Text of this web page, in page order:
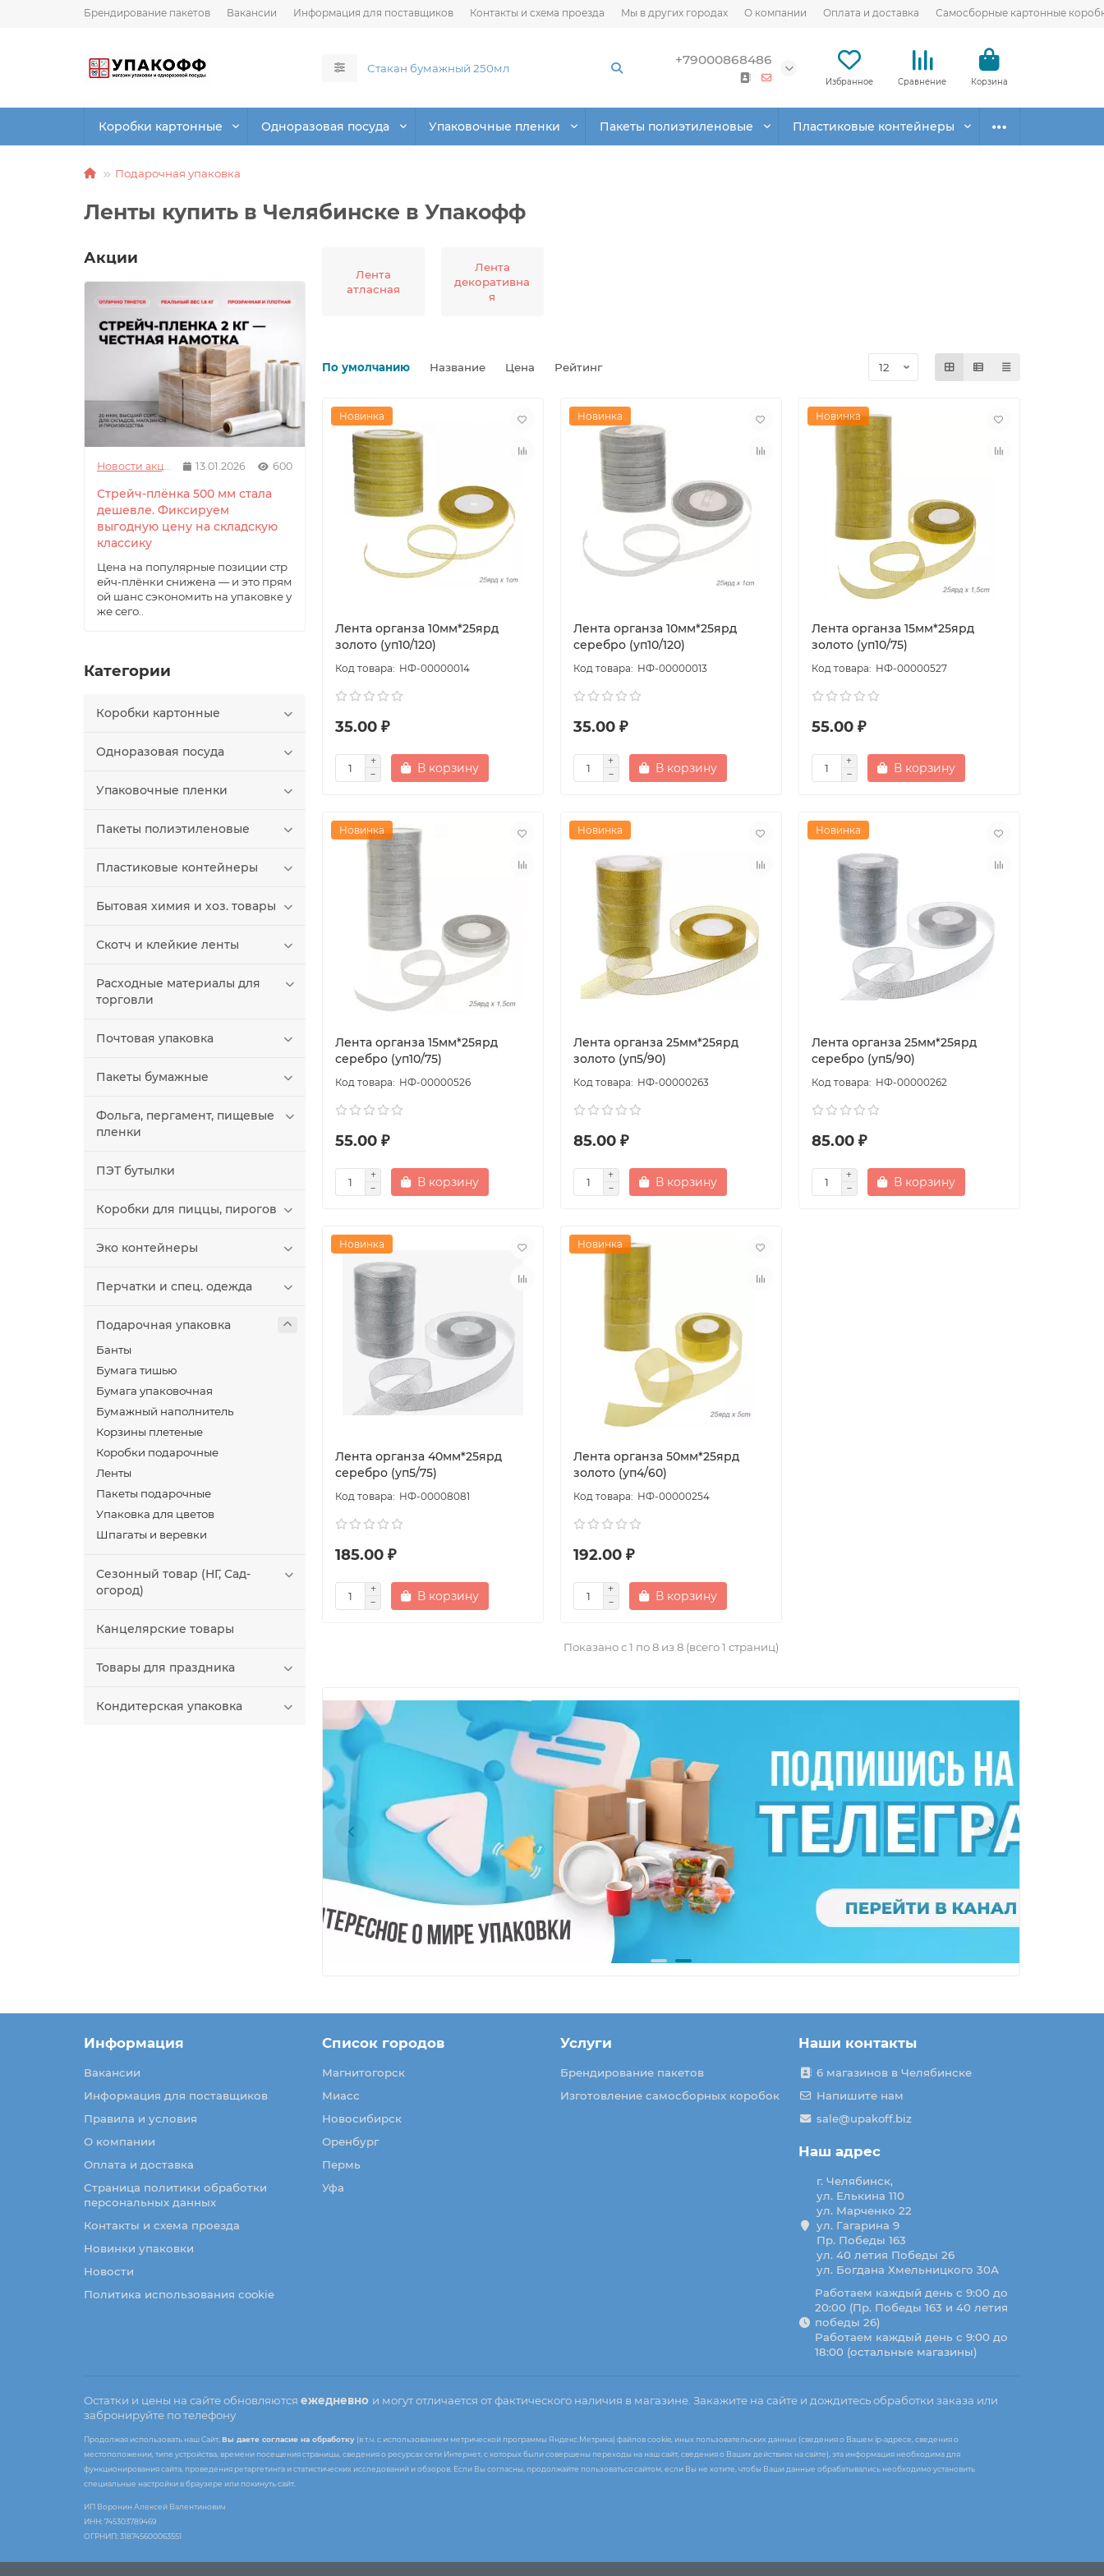
Брендирование пакетов Вакансии Информация для поставщиков Контакты и схема проезда Мы в других городах О компании Оплата и доставка Самосборные картонные
+79000868486
Избранное Сравнение Корзина
Коробки картонные Одноразовая посуда Упаковочные пленки Пакеты полиэтиленовые Пластиковые контейнеры
Подарочная упаковка
Ленты купить в Челябинске в Упакофф
Акции
Новости акции 13.01.2026 600
Стрейч-плёнка 500 мм стала
дешевле. Фиксируем
выгодную цену на складскую
классику
Цена на популярные позиции стр
ейч-плёнки снижена — и это прям
ой шанс сэкономить на упаковке у
же сего..
Категории
Коробки картонные
Одноразовая посуда
Упаковочные пленки
Пакеты полиэтиленовые
Пластиковые контейнеры
Бытовая химия и хоз. товары
Скотч и клейкие ленты
Расходные материалы для
торговли
Почтовая упаковка
Пакеты бумажные
Фольга, пергамент, пищевые
пленки
ПЭТ бутылки
Коробки для пиццы, пирогов
Эко контейнеры
Перчатки и спец. одежда
Подарочная упаковка
Банты
Бумага тишью
Бумага упаковочная
Бумажный наполнитель
Корзины плетеные
Коробки подарочные
Ленты
Пакеты подарочные
Упаковка для цветов
Шпагаты и веревки
Сезонный товар (НГ, Сад-
огород)
Канцелярские товары
Товары для праздника
Кондитерская упаковка
Лента
атласная
Лента
декоративна
я
По умолчанию Название Цена Рейтинг
Новинка
Лента органза 10мм*25ярд
золото (уп10/120)
НФ-00000014
35.00 ₽
В корзину
Новинка
Лента органза 10мм*25ярд
серебро (уп10/120)
НФ-00000013
35.00 ₽
В корзину
Новинка
Лента органза 15мм*25ярд
золото (уп10/75)
НФ-00000527
55.00 ₽
В корзину
Новинка
Лента органза 15мм*25ярд
серебро (уп10/75)
НФ-00000526
55.00 ₽
В корзину
Новинка
Лента органза 25мм*25ярд
золото (уп5/90)
НФ-00000263
85.00 ₽
В корзину
Новинка
Лента органза 25мм*25ярд
серебро (уп5/90)
НФ-00000262
85.00 ₽
В корзину
Новинка
Лента органза 40мм*25ярд
серебро (уп5/75)
НФ-00008081
185.00 ₽
В корзину
Новинка
Лента органза 50мм*25ярд
золото (уп4/60)
НФ-00000254
192.00 ₽
В корзину
Показано с 1 по 8 из 8 (всего 1 страниц)
Информация
Вакансии
Информация для поставщиков
Правила и условия
О компании
Оплата и доставка
Страница политики обработки
персональных данных
Контакты и схема проезда
Новинки упаковки
Новости
Политика использования cookie
Список городов
Магнитогорск
Миасс
Новосибирск
Оренбург
Пермь
Уфа
Услуги
Брендирование пакетов
Изготовление самосборных коробок
Наши контакты
6 магазинов в Челябинске
Напишите нам
sale@upakoff.biz
Наш адрес
г. Челябинск,
ул. Елькина 110
ул. Марченко 22
ул. Гагарина 9
Пр. Победы 163
ул. 40 летия Победы 26
ул. Богдана Хмельницкого 30А
Работаем каждый день с 9:00 до
20:00 (Пр. Победы 163 и 40 летия
победы 26)
Работаем каждый день с 9:00 до
18:00 (остальные магазины)
Остатки и цены на сайте обновляются ежедневно и могут отличается от фактического наличия в магазине. Закажите на сайте и дождитесь обработки заказа или
забронируйте по телефону
Продолжая использовать наш Сайт, Вы даете согласие на обработку (в т.ч. с использованием метрической программы Яндекс.Метрика) файлов cookie, иных пользовательских данных (сведения о Вашем ip-адресе, сведения о
местоположении, типе устройства, времени посещения страницы, сведения о ресурсах сети Интернет, с которых были совершены переходы на наш сайт, сведения о Ваших действиях на сайте), эта информация необходима для
функционирования сайта, проведения ретаргетинга и статистических исследований и обзоров. Если Вы согласны, продолжайте пользоваться сайтом, если Вы не хотите, чтобы Ваши данные обрабатывались необходимо установить
специальные настройки в браузере или покинуть сайт.
ИП Воронин Алексей Валентинович
ИНН: 745303789469
ОГРНИП: 318745600063551